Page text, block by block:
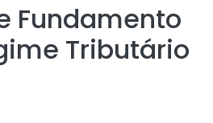
Fundamento
Tributário